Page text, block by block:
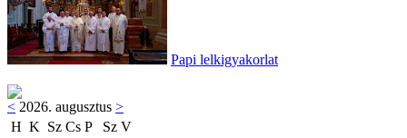
Papi lelkigyakorlat
< 2026. augusztus >
H K Sz Cs P Sz V